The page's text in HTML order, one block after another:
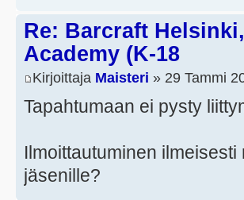
Re: Barcraft
Academy (K-18
Kirjoittaja Maisteri » 29 Tammi
Tapahtumaan ei pysty
Ilmoittautuminen
jäsenille?